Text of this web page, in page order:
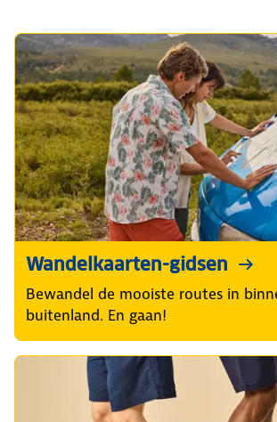
Wandelkaarten-gidsen
Bewandel de mooiste routes in
buitenland. En gaan!